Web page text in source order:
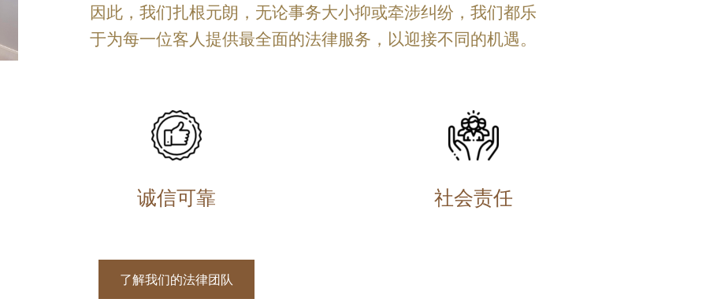
因此，我们扎根元朗，无论事务大小抑或牵涉纠纷，我们都乐
于为每一位客人提供最全面的法律服务，以迎接不同的机遇。
诚信可靠 社会责任
了解我们的法律团队